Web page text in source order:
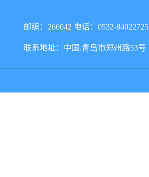
邮编：266042 电话：0532-84022725
联系地址：中国.青岛市郑州路53号